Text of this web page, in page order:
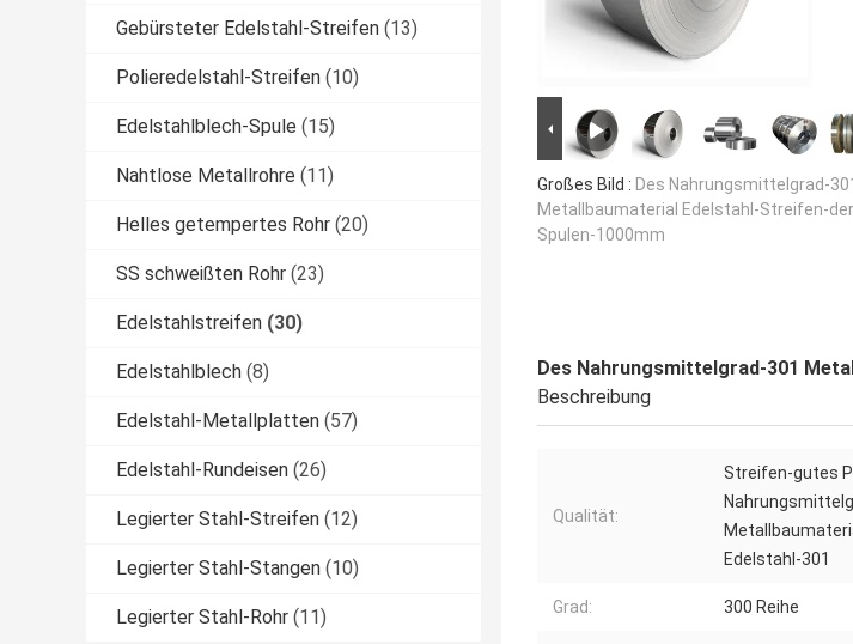
Gebürsteter Edelstahl-Streifen (13)
Polieredelstahl-Streifen (10)
Edelstahlblech-Spule (15)
Nahtlose Metallrohre (11)
Helles getempertes Rohr (20)
SS schweißten Rohr (23)
Edelstahlstreifen (30)
Edelstahlblech (8)
Edelstahl-Metallplatten (57)
Edelstahl-Rundeisen (26)
Legierter Stahl-Streifen (12)
Legierter Stahl-Stangen (10)
Legierter Stahl-Rohr (11)
Großes Bild : Des Nahrungsmittelgrad-301
Metallbaumaterial Edelstahl-Streifen-der
Spulen-1000mm
Des Nahrungsmittelgrad-301
Beschreibung
Qualität:
Streifen-gutes
Edelstahl-301
Grad: 300 Reihe